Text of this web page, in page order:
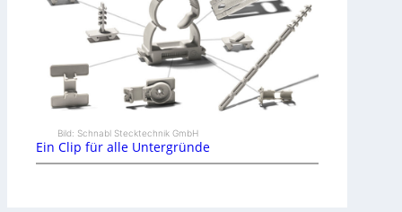
Bild: Schnabl Stecktechnik GmbH
Ein Clip für alle Untergründe